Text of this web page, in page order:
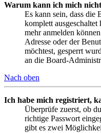
Warum kann ich mich
Es kann sein, dass die
komplett
mehr anmelden
Adresse oder der
möchtest, gesperrt
an die Board-
Nach oben
Ich habe mich registriert,
Überprüfe zuerst, ob
richtige Passwort
gibt es zwei